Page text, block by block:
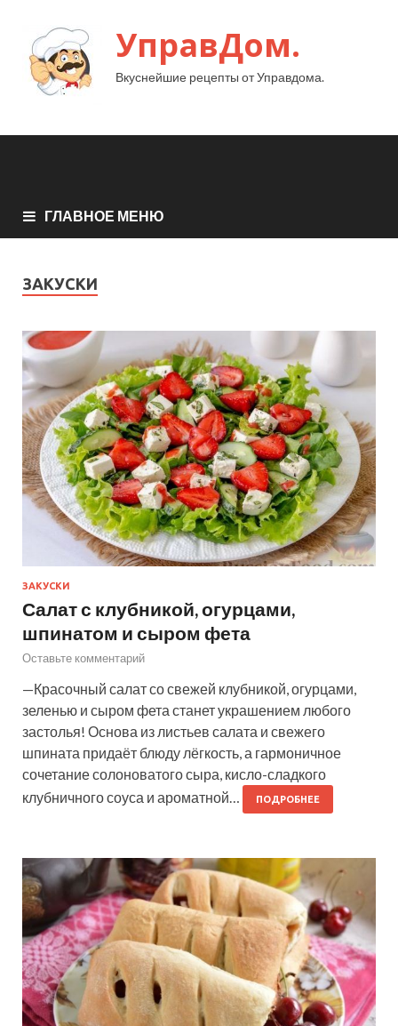
УправДом.
Вкуснейшие рецепты от Управдома.
ГЛАВНОЕ МЕНЮ
ЗАКУСКИ
ЗАКУСКИ
Салат с клубникой, огурцами,
шпинатом и сыром фета
Оставьте комментарий
—Красочный салат со свежей клубникой, огурцами,
зеленью и сыром фета станет украшением любого
застолья! Основа из листьев салата и свежего
шпината придаёт блюду лёгкость, а гармоничное
сочетание солоноватого сыра, кисло-сладкого
клубничного соуса и ароматной…
ПОДРОБНЕЕ